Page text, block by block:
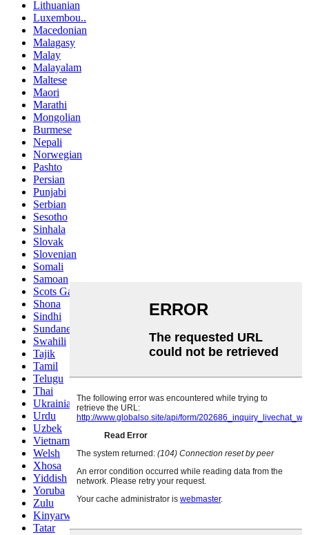
Lithuanian
Luxembou..
Macedonian
Malagasy
Malay
Malayalam
Maltese
Maori
Marathi
Mongolian
Burmese
Nepali
Norwegian
Pashto
Persian
Punjabi
Serbian
Sesotho
Sinhala
Slovak
Slovenian
Somali
Samoan
Scots Gaelic
Shona
Sindhi
Sundanese
Swahili
Tajik
Tamil
Telugu
Thai
Ukrainian
Urdu
Uzbek
Vietnamese
Welsh
Xhosa
Yiddish
Yoruba
Zulu
Kinyarwanda
Tatar